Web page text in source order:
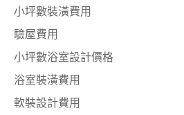
小坪數裝潢費用
驗屋費用
小坪數浴室設計價格
浴室裝潢費用
軟裝設計費用